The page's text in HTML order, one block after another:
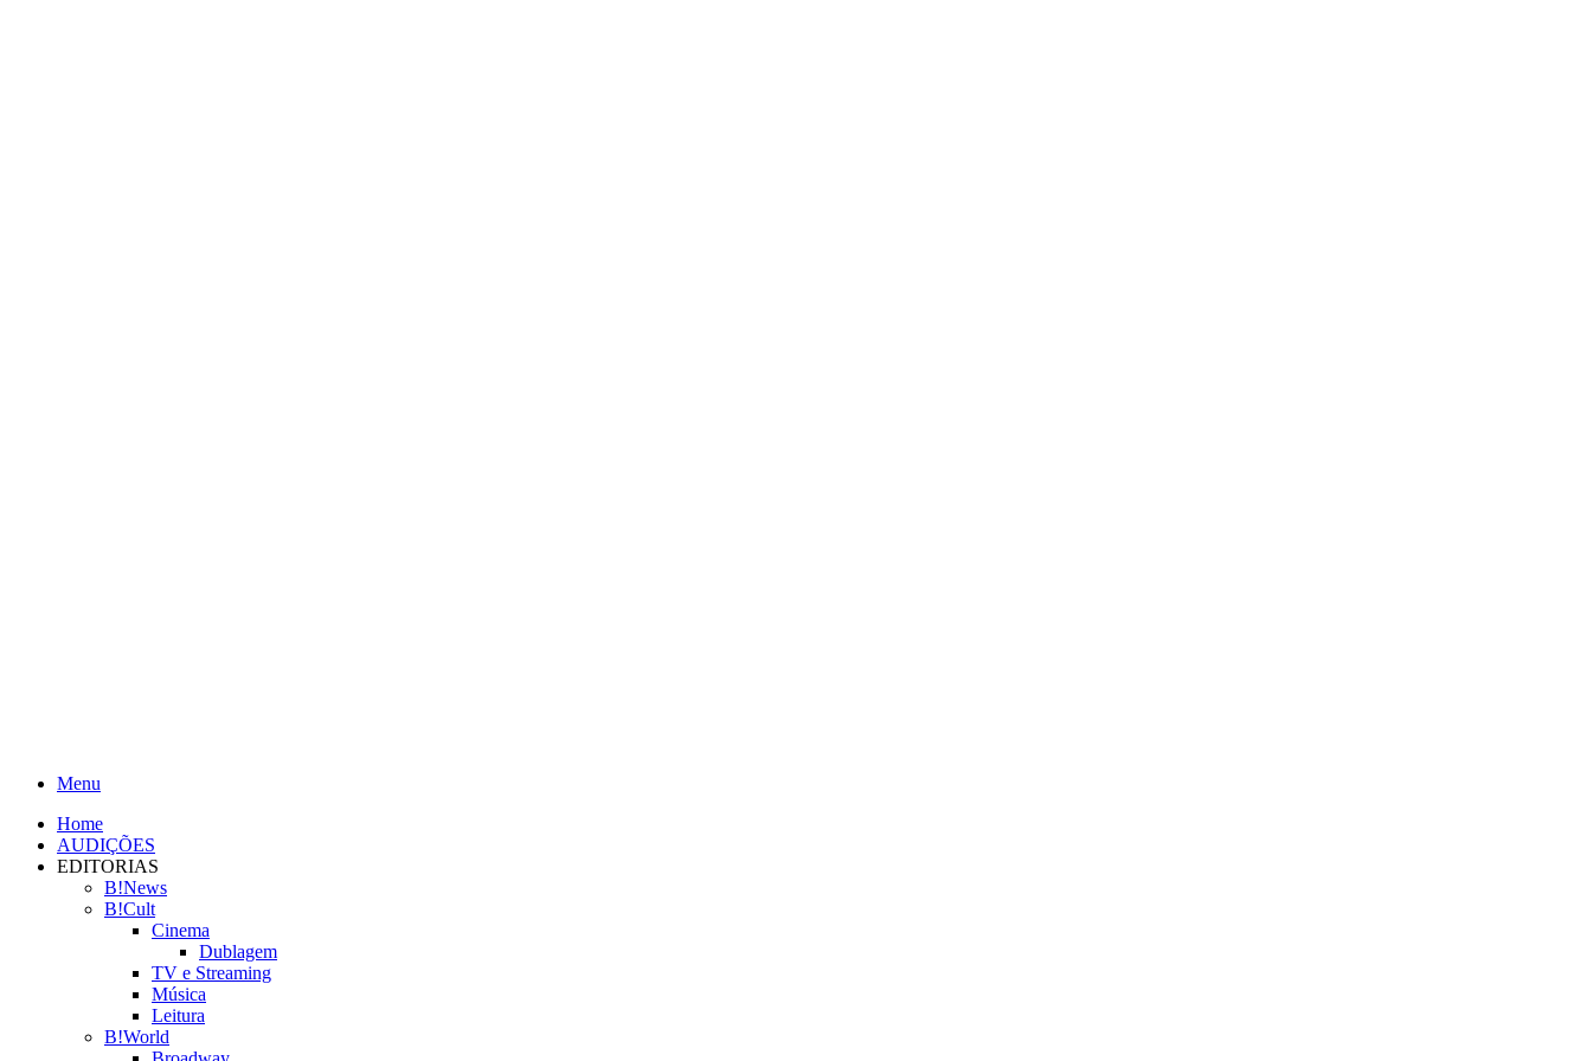
Menu
Home
AUDIÇÕES
EDITORIAS
B!News
B!Cult
Cinema
Dublagem
TV e Streaming
Música
Leitura
B!World